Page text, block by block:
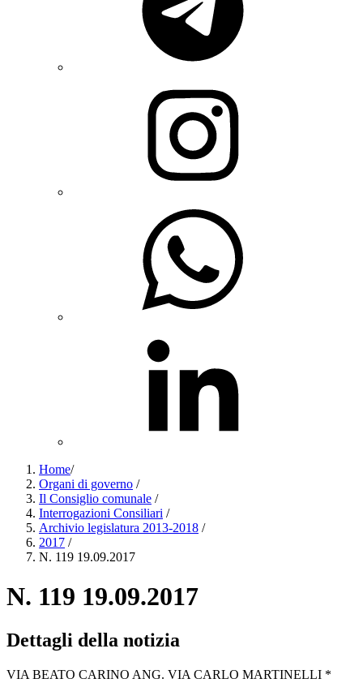
Home/
Organi di governo /
Il Consiglio comunale /
Interrogazioni Consiliari /
Archivio legislatura 2013-2018 /
2017 /
N. 119 19.09.2017
N. 119 19.09.2017
Dettagli della notizia
VIA BEATO CARINO ANG. VIA CARLO MARTINELLI *